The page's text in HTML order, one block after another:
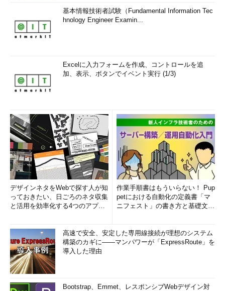
基本情報技術者試験（Fundamental Information Tec
hnology Engineer Examin...
Excelに入力フォームを作成、コントロールを追
加、表示、ボタンでイベント実行 (1/3)
デザインネタをWebで探す人が知
っておきたい、日ごろのネタ収集
と活用を効率化する4つのアプリ
作業手順書はもういらない！ Pup
petにおける自動化の定義書「マ
ニフェスト」の書き方と基礎文法
高速で安全、安定した専用線接続が理想のシステム
構築のカギに――マンパワーが「ExpressRoute」を
導入した理由
Bootstrap、Emmet、レスポンシブWebデザイン対